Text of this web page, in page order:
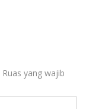
Ruas yang wajib